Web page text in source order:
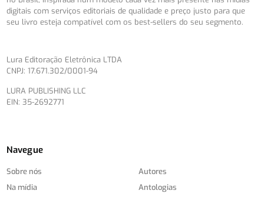
digitais com serviços editoriais de qualidade e preço justo para que
seu livro esteja compatível com os best-sellers do seu segmento.
Lura Editoração Eletrônica LTDA
CNPJ: 17.671.302/0001-94
LURA PUBLISHING LLC
EIN: 35-2692771
Navegue
Sobre nós
Na mídia
Autores
Antologias